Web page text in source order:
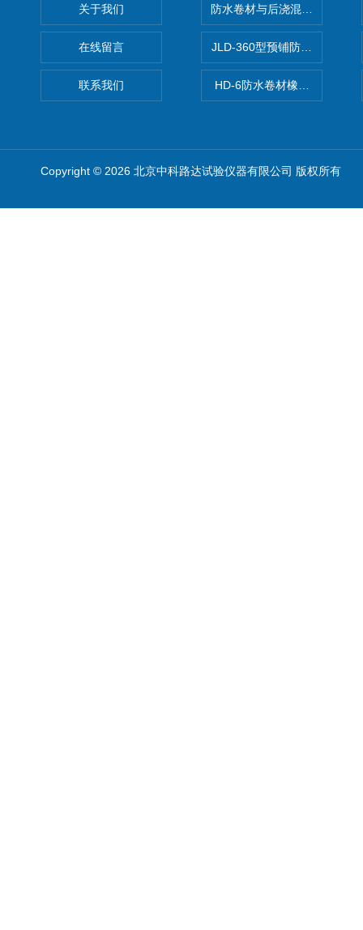
关于我们
在线留言
联系我们
防水卷材与后浇混凝土剥离强
JLD-360型预铺防水卷材抗冲
HD-6防水卷材橡胶测厚仪
Copyright © 2026 北京中科路达试验仪器有限公司 版权所有